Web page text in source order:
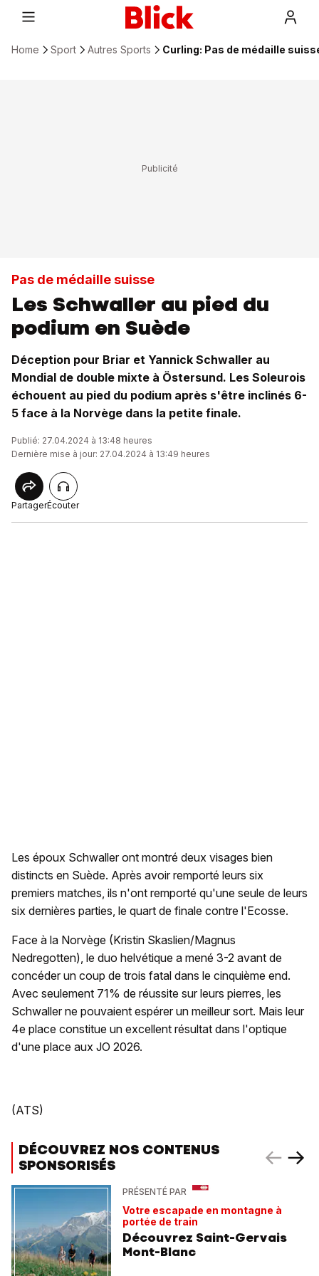
Home Sport Autres Sports Curling: Pas de médaille
Pas de médaille suisse
Les Schwaller au pied du
podium en Suède
Déception pour Briar et Yannick Schwaller au
Mondial de double mixte à Östersund. Les Soleurois
échouent au pied du podium après s'être inclinés 6-
5 face à la Norvège dans la petite finale.
Publié: 27.04.2024 à 13:48 heures
Dernière mise à jour: 27.04.2024 à 13:49 heures
PartagerÉcouter
Les époux Schwaller ont montré deux visages bien
distincts en Suède. Après avoir remporté leurs six
premiers matches, ils n'ont remporté qu'une seule de leurs
six dernières parties, le quart de finale contre l'Ecosse.
Face à la Norvège (Kristin Skaslien/Magnus
Nedregotten), le duo helvétique a mené 3-2 avant de
concéder un coup de trois fatal dans le cinquième end.
Avec seulement 71% de réussite sur leurs pierres, les
Schwaller ne pouvaient espérer un meilleur sort. Mais leur
4e place constitue un excellent résultat dans l'optique
d'une place aux JO 2026.
(ATS)
DÉCOUVREZ NOS CONTENUS
SPONSORISÉS
PRÉSENTÉ PAR
Votre escapade en montagne à
portée de train
Découvrez Saint-Gervais
Mont-Blanc